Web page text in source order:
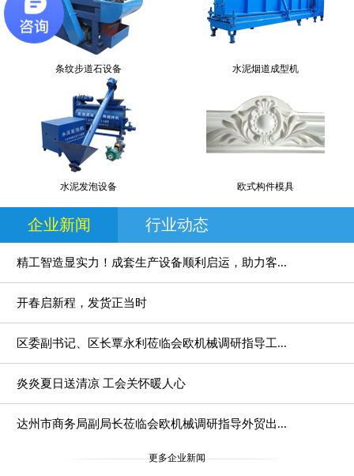
条纹步道石设备 水泥烟道成型机
水泥发泡设备 欧式构件模具
企业新闻 行业动态
精工智造显实力！成套生产设备顺利启运，助力客...
开春启新程，发货正当时
区委副书记、区长覃永利莅临会欧机械调研指导工...
炎炎夏日送清凉 工会关怀暖人心
达州市商务局副局长莅临会欧机械调研指导外贸出...
更多企业新闻